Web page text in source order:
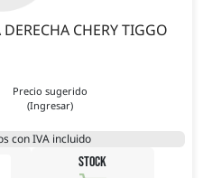
CHERY TIGGO
Precio sugerido
(Ingresar)
con IVA incluido
STOCK